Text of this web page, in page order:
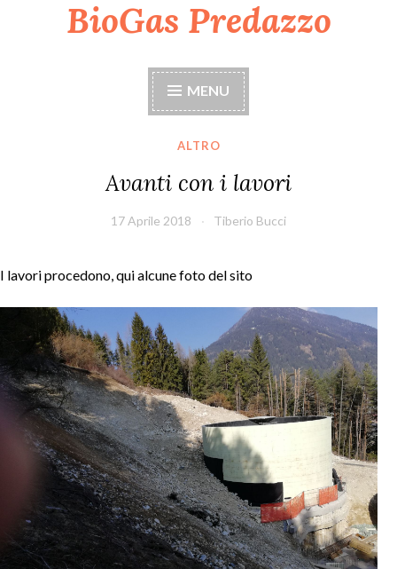
BioGas Predazzo
MENU
ALTRO
Avanti con i lavori
17 Aprile 2018 Tiberio Bucci
I lavori procedono, qui alcune foto del sito